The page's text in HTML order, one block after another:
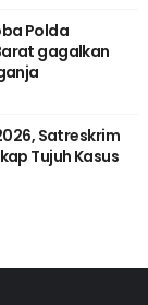
Polda
gagalkan
Satreskrim
Tujuh Kasus